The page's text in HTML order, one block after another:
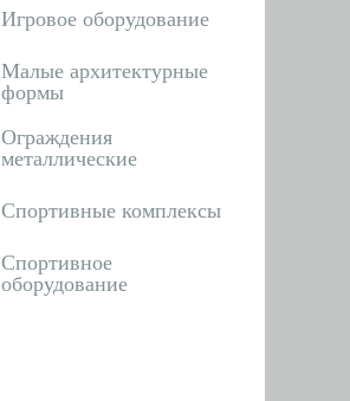
Игровое оборудование
Малые архитектурные
формы
Ограждения
металлические
Спортивные комплексы
Спортивное
оборудование